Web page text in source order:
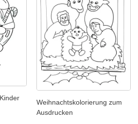
Weihnachtskolorierung zum
Ausdrucken